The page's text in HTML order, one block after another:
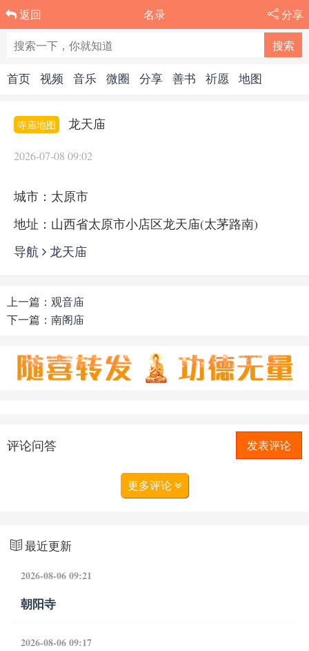
返回 名录 分享
首页 视频 音乐 微圈 分享 善书 祈愿 地图
寺庙地图 龙天庙
2026-07-08 09:02
城市：太原市
地址：山西省太原市小店区龙天庙(太茅路南)
导航
龙天庙
上一篇： 观音庙
下一篇： 南阁庙
评论问答 发表评论
更多评论
最近更新
2026-08-06 09:21
朝阳寺
2026-08-06 09:17